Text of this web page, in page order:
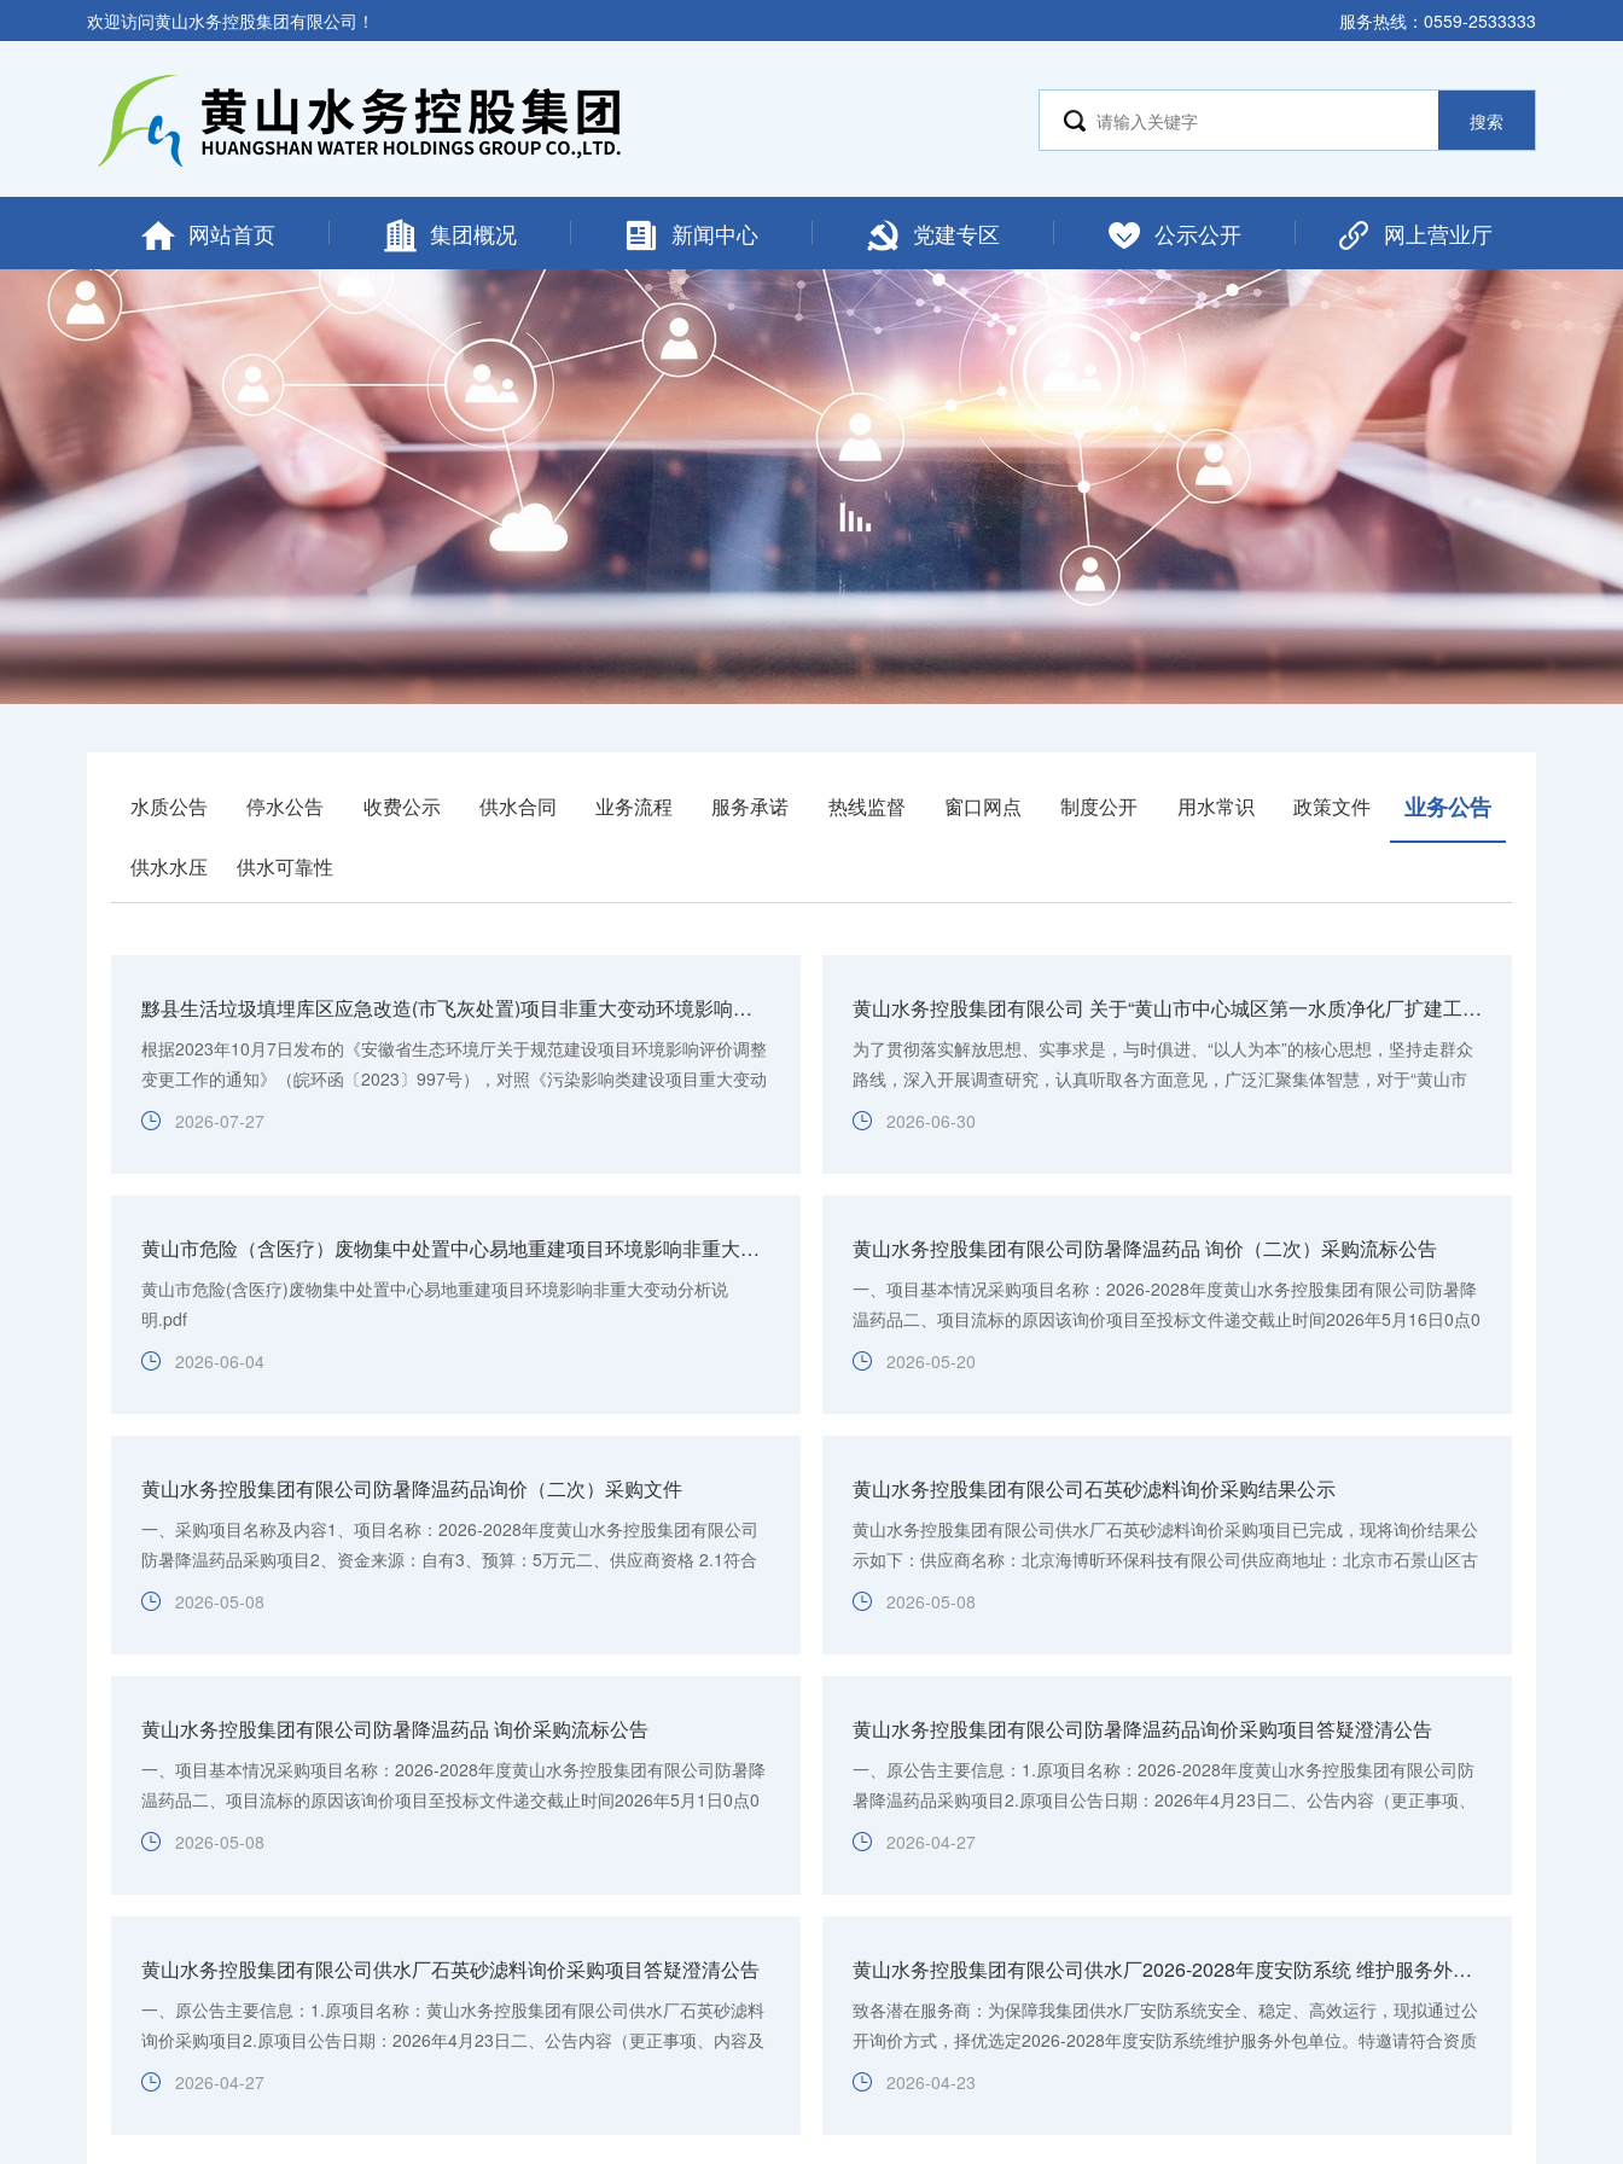
欢迎访问黄山水务控股集团有限公司！ 服务热线：0559-2533333
网站首页 集团概况 新闻中心 党建专区 公示公开 网上营业厅
水质公告 停水公告 收费公示 供水合同 业务流程 服务承诺 热线监督 窗口网点 制度公开 用水常识 政策文件 业务公告
供水水压 供水可靠性
黟县生活垃圾填埋库区应急改造(市飞灰处置)项目非重大变动环境影响分析说明公示
根据2023年10月7日发布的《安徽省生态环境厅关于规范建设项目环境影响评价调整
变更工作的通知》（皖环函〔2023〕997号），对照《污染影响类建设项目重大变动
清单（试行）》（环办环评函〔2020〕688号），特向社会公示...
2026-07-27
黄山水务控股集团有限公司 关于“黄山市中心城区第一水质净化厂扩建工程” 公众意见征询的公示
为了贯彻落实解放思想、实事求是，与时俱进、“以人为本”的核心思想，坚持走群众
路线，深入开展调查研究，认真听取各方面意见，广泛汇聚集体智慧，对于“黄山市
中心城区第一水质净化厂扩建工程”，现对本辖区内公民...
2026-06-30
黄山市危险（含医疗）废物集中处置中心易地重建项目环境影响非重大变动分析说明的公示
黄山市危险(含医疗)废物集中处置中心易地重建项目环境影响非重大变动分析说
明.pdf
2026-06-04
黄山水务控股集团有限公司防暑降温药品 询价（二次）采购流标公告
一、项目基本情况采购项目名称：2026-2028年度黄山水务控股集团有限公司防暑降
温药品二、项目流标的原因该询价项目至投标文件递交截止时间2026年5月16日0点0
分（北京时间），仅1家供应商参与。三、凡对本次公告内容提...
2026-05-20
黄山水务控股集团有限公司防暑降温药品询价（二次）采购文件
一、采购项目名称及内容1、项目名称：2026-2028年度黄山水务控股集团有限公司
防暑降温药品采购项目2、资金来源：自有3、预算：5万元二、供应商资格 2.1符合
《中华人民共和国政府采购法》第二十二条规定（投标时需提供...
2026-05-08
黄山水务控股集团有限公司石英砂滤料询价采购结果公示
黄山水务控股集团有限公司供水厂石英砂滤料询价采购项目已完成，现将询价结果公
示如下：供应商名称：北京海博昕环保科技有限公司供应商地址：北京市石景山区古
城南里东街33号院中标（成交）金额：27648元（大写：贰万...
2026-05-08
黄山水务控股集团有限公司防暑降温药品 询价采购流标公告
一、项目基本情况采购项目名称：2026-2028年度黄山水务控股集团有限公司防暑降
温药品二、项目流标的原因该询价项目至投标文件递交截止时间2026年5月1日0点0
分（北京时间），仅1家供应商参与。三、凡对本次公告内容提...
2026-05-08
黄山水务控股集团有限公司防暑降温药品询价采购项目答疑澄清公告
一、原公告主要信息：1.原项目名称：2026-2028年度黄山水务控股集团有限公司防
暑降温药品采购项目2.原项目公告日期：2026年4月23日二、公告内容（更正事项、
内容及日期等）原内容：“四、货物需求一览表，第16项，依...
2026-04-27
黄山水务控股集团有限公司供水厂石英砂滤料询价采购项目答疑澄清公告
一、原公告主要信息：1.原项目名称：黄山水务控股集团有限公司供水厂石英砂滤料
询价采购项目2.原项目公告日期：2026年4月23日二、公告内容（更正事项、内容及
日期等）1.原内容：“五、技术要求：2.滤料不应使滤后水产...
2026-04-27
黄山水务控股集团有限公司供水厂2026-2028年度安防系统 维护服务外包项目的询价函
致各潜在服务商：为保障我集团供水厂安防系统安全、稳定、高效运行，现拟通过公
开询价方式，择优选定2026-2028年度安防系统维护服务外包单位。特邀请符合资质
条件的单位参与报价。一、 项目概况项目名称：黄山水务控...
2026-04-23